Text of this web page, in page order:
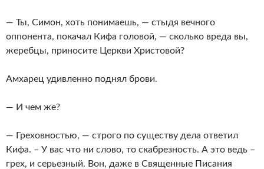
— Ты, Симон, хоть понимаешь, — стыдя вечного
оппонента, покачал Кифа головой, — сколько вреда вы,
жеребцы, приносите Церкви Христовой?
Амхарец удивленно поднял брови.
— И чем же?
— Греховностью, — строго по существу дела ответил
Кифа. – У вас что ни слово, то скабрезность. А это ведь –
грех, и серьезный. Вон, даже в Священные Писания